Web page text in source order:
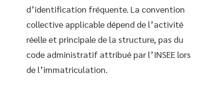
d’identification fréquente. La convention
collective applicable dépend de l’activité
réelle et principale de la structure, pas du
code administratif attribué par l’INSEE lors
de l’immatriculation.